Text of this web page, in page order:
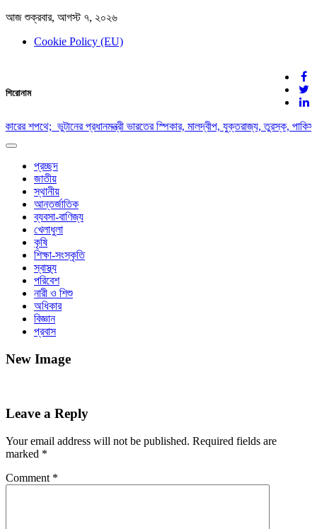
আজ শুক্রবার, আগস্ট ৭, ২০২৬
Cookie Policy (EU)
দেশের খবর
যুক্ত থাকুন দেশের সঙ্গে
শিরোনাম
শপথে; ভুটানের প্রধানমন্ত্রী ভারতের স্পিকার, মালদ্বীপ, যুক্তরাজ্য, তুরস্ক,
Toggle
navigation
প্রচ্ছদ
জাতীয়
স্থানীয়
আন্তর্জাতিক
ব্যবসা-বাণিজ্য
খেলাধুলা
কৃষি
শিক্ষা-সংস্কৃতি
স্বাস্থ্য
পরিবেশ
নারী ও শিশু
অধিকার
বিজ্ঞান
প্রবাস
New Image
Leave a Reply
Your email address will not be published. Required fields are
marked *
Comment *